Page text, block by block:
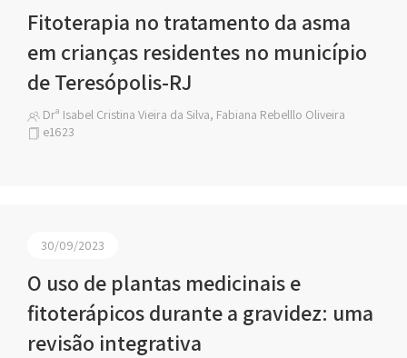
Fitoterapia no tratamento da asma
em crianças residentes no município
de Teresópolis-RJ
Drª Isabel Cristina Vieira da Silva, Fabiana Rebelllo Oliveira
e1623
30/09/2023
O uso de plantas medicinais e
fitoterápicos durante a gravidez: uma
revisão integrativa